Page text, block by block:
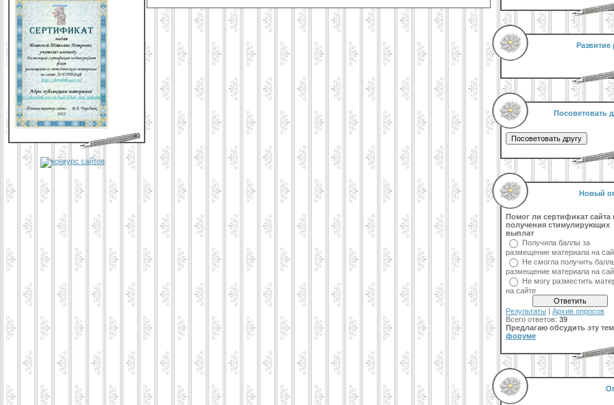
Развитие
Посоветовать
Новый
Помог ли сертификат сайта
получения стимулирующих
выплат
Получила баллы за
размещение материала на
Не смогла получить
размещение материала на
Не могу разместить
на сайте
Результаты | Архив опросов
Всего ответов: 39
Предлагаю обсудить эту
форуме